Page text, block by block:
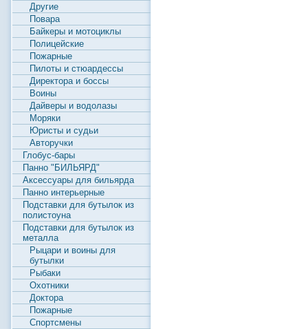
Другие
Повара
Байкеры и мотоциклы
Полицейские
Пожарные
Пилоты и стюардессы
Директора и боссы
Воины
Дайверы и водолазы
Моряки
Юристы и судьи
Авторучки
Глобус-бары
Панно "БИЛЬЯРД"
Аксессуары для бильярда
Панно интерьерные
Подставки для бутылок из
полистоуна
Подставки для бутылок из
металла
Рыцари и воины для
бутылки
Рыбаки
Охотники
Доктора
Пожарные
Спортсмены